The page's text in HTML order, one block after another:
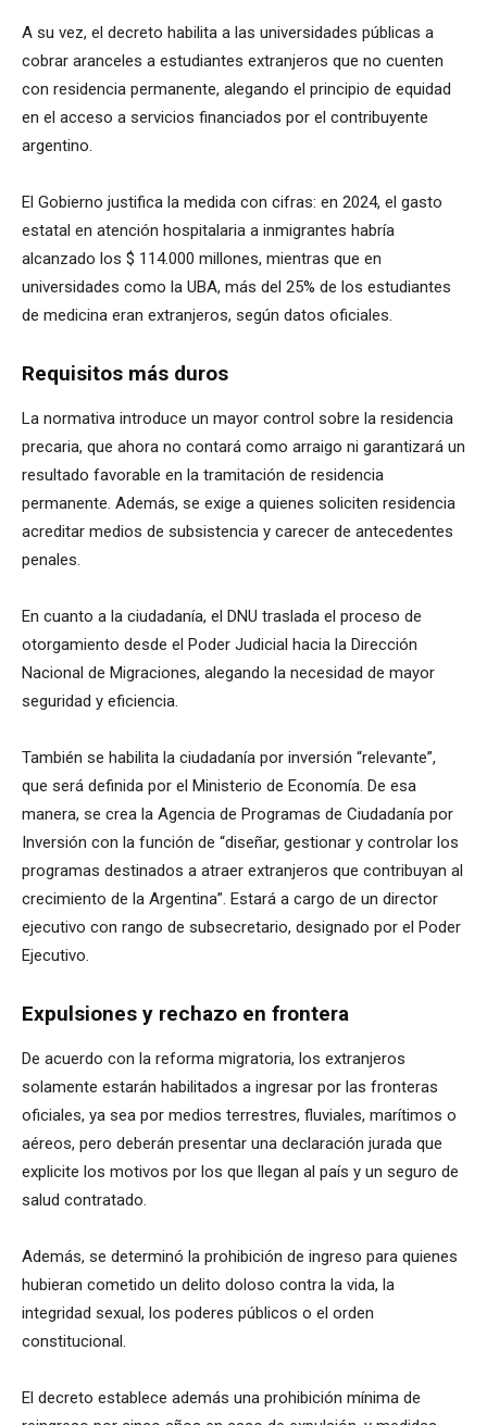
A su vez, el decreto habilita a las universidades públicas a
cobrar aranceles a estudiantes extranjeros que no cuenten
con residencia permanente, alegando el principio de equidad
en el acceso a servicios financiados por el contribuyente
argentino.
El Gobierno justifica la medida con cifras: en 2024, el gasto
estatal en atención hospitalaria a inmigrantes habría
alcanzado los $ 114.000 millones, mientras que en
universidades como la UBA, más del 25% de los estudiantes
de medicina eran extranjeros, según datos oficiales.
Requisitos más duros
La normativa introduce un mayor control sobre la residencia
precaria, que ahora no contará como arraigo ni garantizará un
resultado favorable en la tramitación de residencia
permanente. Además, se exige a quienes soliciten residencia
acreditar medios de subsistencia y carecer de antecedentes
penales.
En cuanto a la ciudadanía, el DNU traslada el proceso de
otorgamiento desde el Poder Judicial hacia la Dirección
Nacional de Migraciones, alegando la necesidad de mayor
seguridad y eficiencia.
También se habilita la ciudadanía por inversión “relevante”,
que será definida por el Ministerio de Economía. De esa
manera, se crea la Agencia de Programas de Ciudadanía por
Inversión con la función de “diseñar, gestionar y controlar los
programas destinados a atraer extranjeros que contribuyan al
crecimiento de la Argentina”. Estará a cargo de un director
ejecutivo con rango de subsecretario, designado por el Poder
Ejecutivo.
Expulsiones y rechazo en frontera
De acuerdo con la reforma migratoria, los extranjeros
solamente estarán habilitados a ingresar por las fronteras
oficiales, ya sea por medios terrestres, fluviales, marítimos o
aéreos, pero deberán presentar una declaración jurada que
explicite los motivos por los que llegan al país y un seguro de
salud contratado.
Además, se determinó la prohibición de ingreso para quienes
hubieran cometido un delito doloso contra la vida, la
integridad sexual, los poderes públicos o el orden
constitucional.
El decreto establece además una prohibición mínima de